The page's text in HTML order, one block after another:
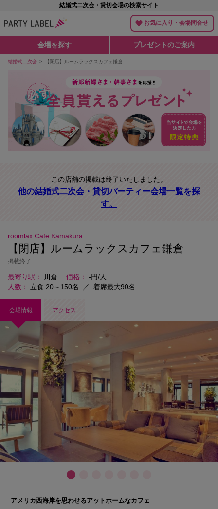
結婚式二次会・貸切会場の検索サイト
お気に入り・会場問合せ
会場を探す プレゼントのご案内
結婚式二次会 【閉店】ルームラックスカフェ鎌倉
この店舗の掲載は終了いたしました。
他の結婚式二次会・貸切パーティー会場一覧を探
す。
roomlax Cafe Kamakura
【閉店】ルームラックスカフェ鎌倉
掲載終了
最寄り駅 川倉 価格
-円/人
人数
立食 20～150名 ／ 着席最大90名
会場情報 アクセス
アメリカ西海岸を思わせるアットホームなカフェ